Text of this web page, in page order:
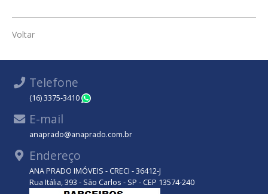
Voltar
Telefone
(16) 3375-3410
E-mail
anaprado@anaprado.com.br
Endereço
ANA PRADO IMÓVEIS - CRECI - 36412-J
Rua Itália, 393 - São Carlos - SP - CEP 13574-240